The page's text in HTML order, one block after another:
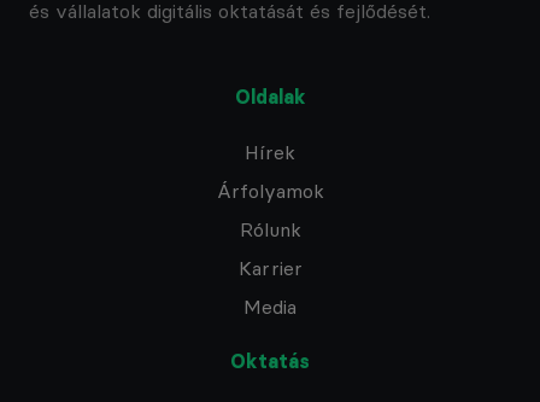
és vállalatok digitális oktatását és fejlődését.
Oldalak
Hírek
Árfolyamok
Rólunk
Karrier
Media
Oktatás